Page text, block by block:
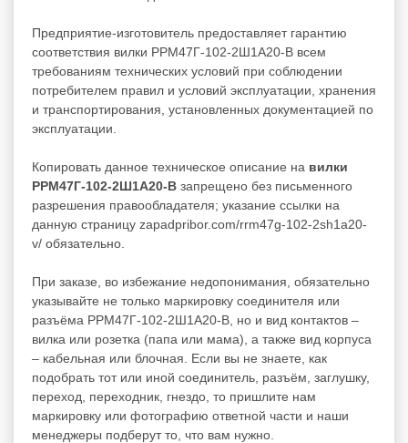
Предприятие-изготовитель предоставляет гарантию
соответствия вилки РРМ47Г-102-2Ш1А20-В всем
требованиям технических условий при соблюдении
потребителем правил и условий эксплуатации, хранения
и транспортирования, установленных документацией по
эксплуатации.
Копировать данное техническое описание на вилки
РРМ47Г-102-2Ш1А20-В запрещено без письменного
разрешения правообладателя; указание ссылки на
данную страницу zapadpribor.com/rrm47g-102-2sh1a20-
v/ обязательно.
При заказе, во избежание недопонимания, обязательно
указывайте не только маркировку соединителя или
разъёма РРМ47Г-102-2Ш1А20-В, но и вид контактов –
вилка или розетка (папа или мама), а также вид корпуса
– кабельная или блочная. Если вы не знаете, как
подобрать тот или иной соединитель, разъём, заглушку,
переход, переходник, гнездо, то пришлите нам
маркировку или фотографию ответной части и наши
менеджеры подберут то, что вам нужно.